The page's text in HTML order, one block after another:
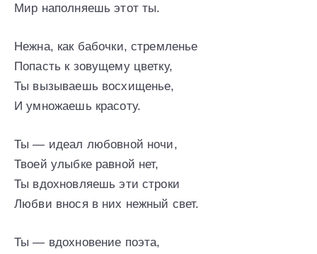
Мир наполняешь этот ты.
Нежна, как бабочки, стремленье
Попасть к зовущему цветку,
Ты вызываешь восхищенье,
И умножаешь красоту.
Ты — идеал любовной ночи,
Твоей улыбке равной нет,
Ты вдохновляешь эти строки
Любви внося в них нежный свет.
Ты — вдохновение поэта,